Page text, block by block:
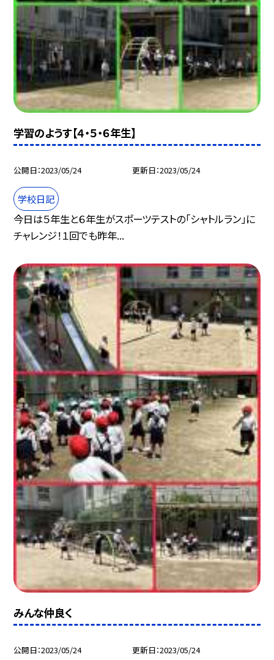
学習のようす【４・５・６年生】
公開日 2023/05/24 更新日 2023/05/24
学校日記
今日は５年生と６年生がスポーツテストの「シャトルラン」に
チャレンジ！１回でも昨年...
みんな仲良く
公開日 2023/05/24 更新日 2023/05/24